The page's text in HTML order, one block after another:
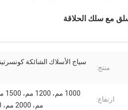
مع سلك الحلاقة
منتج:
سياج الأسلاك الشائكة
ارتفاع:
مم، 2000 مم، 2400 مم